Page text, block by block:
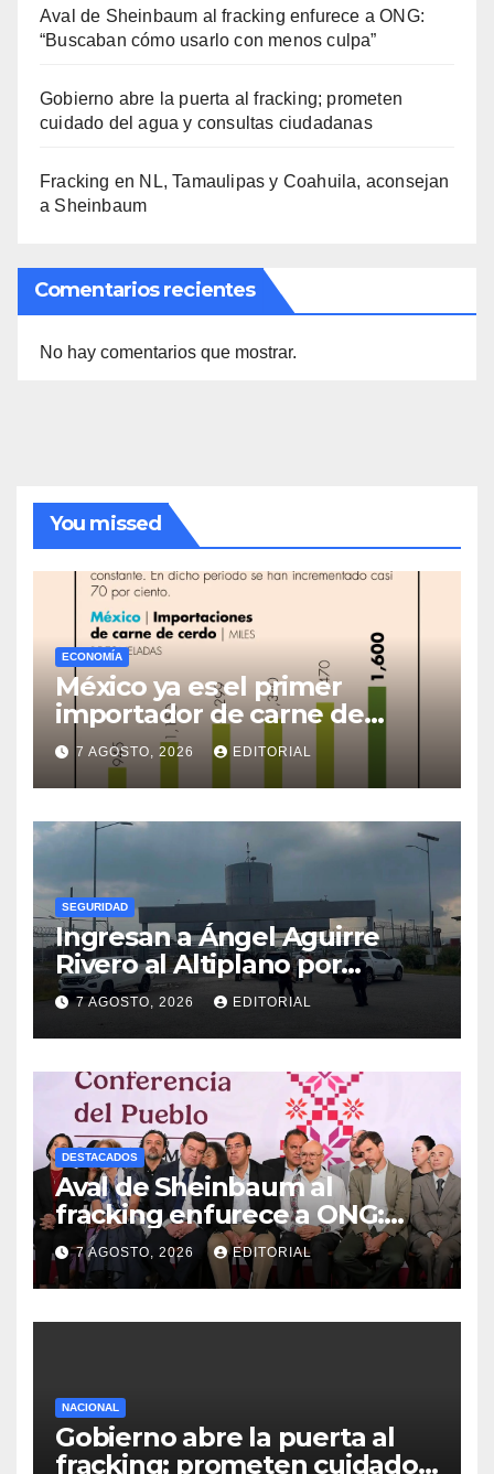
Aval de Sheinbaum al fracking enfurece a ONG:
“Buscaban cómo usarlo con menos culpa”
Gobierno abre la puerta al fracking; prometen
cuidado del agua y consultas ciudadanas
Fracking en NL, Tamaulipas y Coahuila, aconsejan
a Sheinbaum
Comentarios recientes
No hay comentarios que mostrar.
You missed
ECONOMÍA
México ya es el primer
importador de carne de
cerdo en el mundo
7 AGOSTO, 2026 EDITORIAL
SEGURIDAD
Ingresan a Ángel Aguirre
Rivero al Altiplano por
presunta destrucción de
evidencias de caso
Ayotzinapa
7 AGOSTO, 2026 EDITORIAL
DESTACADOS
Aval de Sheinbaum al
fracking enfurece a ONG:
“Buscaban cómo usarlo con
menos culpa”
7 AGOSTO, 2026 EDITORIAL
NACIONAL
Gobierno abre la puerta al
fracking; prometen cuidado